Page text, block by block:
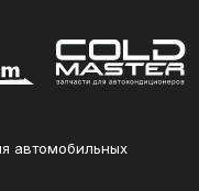
автомобильных